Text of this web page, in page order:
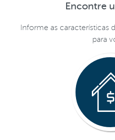
Encontre
Informe as características
para